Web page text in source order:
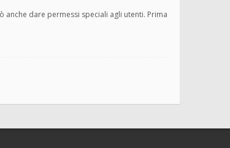
anche dare permessi speciali agli utenti. Prima